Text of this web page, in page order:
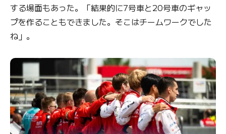
する場面もあった。「結果的に7号車と20号車のギャッ
プを作ることもできました。そこはチームワークでした
ね」。